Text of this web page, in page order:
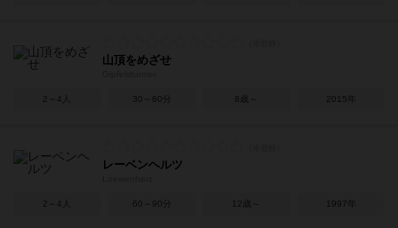
山頂をめざせ
2～4人 30～60分 8歳～ 2015年
レーベンヘルツ
2～4人 60～90分 12歳～ 1997年